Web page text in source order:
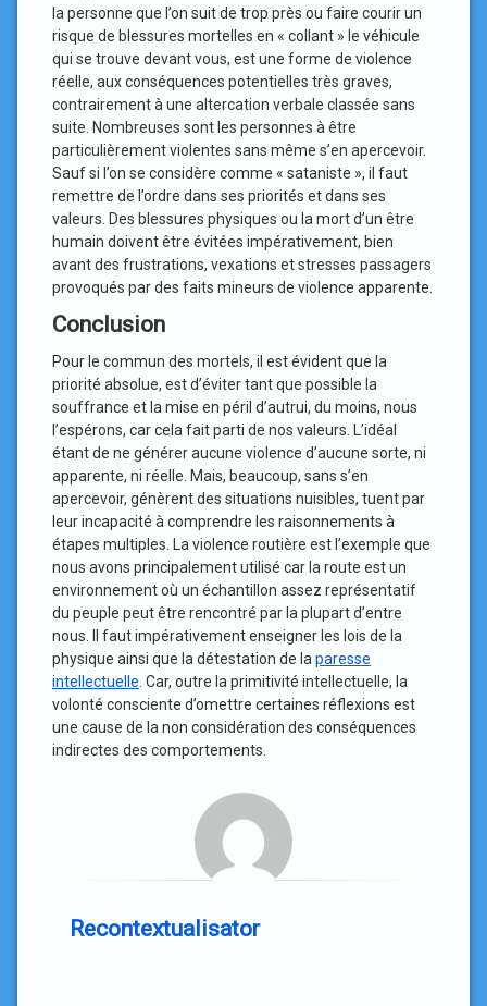
la personne que l’on suit de trop près ou faire courir un
risque de blessures mortelles en « collant » le véhicule
qui se trouve devant vous, est une forme de violence
réelle, aux conséquences potentielles très graves,
contrairement à une altercation verbale classée sans
suite. Nombreuses sont les personnes à être
particulièrement violentes sans même s’en apercevoir.
Sauf si l’on se considère comme « sataniste », il faut
remettre de l’ordre dans ses priorités et dans ses
valeurs. Des blessures physiques ou la mort d’un être
humain doivent être évitées impérativement, bien
avant des frustrations, vexations et stresses passagers
provoqués par des faits mineurs de violence apparente.
Conclusion
Pour le commun des mortels, il est évident que la
priorité absolue, est d’éviter tant que possible la
souffrance et la mise en péril d’autrui, du moins, nous
l’espérons, car cela fait parti de nos valeurs. L’idéal
étant de ne générer aucune violence d’aucune sorte, ni
apparente, ni réelle. Mais, beaucoup, sans s’en
apercevoir, génèrent des situations nuisibles, tuent par
leur incapacité à comprendre les raisonnements à
étapes multiples. La violence routière est l’exemple que
nous avons principalement utilisé car la route est un
environnement où un échantillon assez représentatif
du peuple peut être rencontré par la plupart d’entre
nous. Il faut impérativement enseigner les lois de la
physique ainsi que la détestation de la paresse
intellectuelle . Car, outre la primitivité intellectuelle, la
volonté consciente d’omettre certaines réflexions est
une cause de la non considération des conséquences
indirectes des comportements.
Recontextualisator